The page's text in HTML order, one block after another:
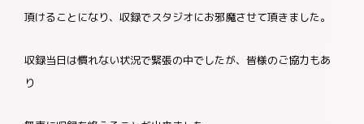
頂けることになり、 収録でスタジオにお邪魔させて頂きました。
収録当日は慣れない状況で緊張の中でしたが、皆様のご協力もあ
り